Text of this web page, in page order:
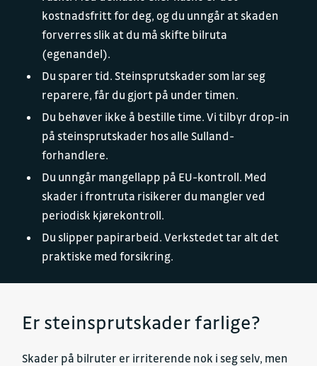
kostnadsfritt for deg, og du unngår at skaden
forverres slik at du må skifte bilruta
(egenandel).
Du sparer tid. Steinsprutskader som lar seg
reparere, får du gjort på under timen.
Du behøver ikke å bestille time. Vi tilbyr drop-in
på steinsprutskader hos alle Sulland-
forhandlere.
Du unngår mangellapp på EU-kontroll. Med
skader i frontruta risikerer du mangler ved
periodisk kjørekontroll.
Du slipper papirarbeid. Verkstedet tar alt det
praktiske med forsikring.
Er steinsprutskader farlige?
Skader på bilruter er irriterende nok i seg selv, men